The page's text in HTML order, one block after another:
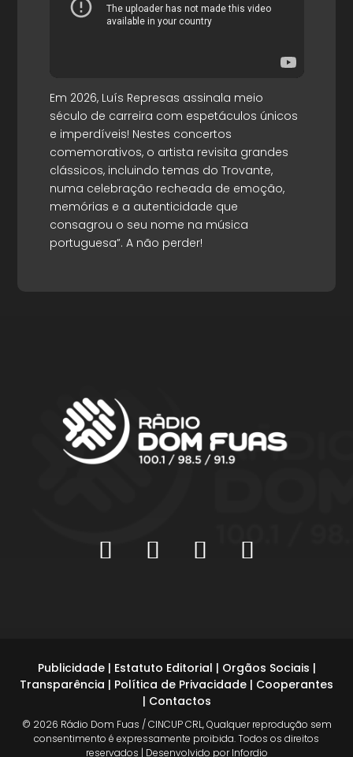
Em 2026, Luís Represas assinala meio
século de carreira com espetáculos únicos
e imperdíveis! Nestes concertos
comemorativos, o artista revisita grandes
clássicos, incluindo temas do Trovante,
numa celebração recheada de emoção,
memórias e a autenticidade que
consagrou o seu nome na música
portuguesa”. A não perder!
Publicidade| Estatuto Editorial | Orgãos Sociais |
Transparência | Política de Privacidade | Cooperantes
| Contactos
© 2026 Rádio Dom Fuas / CINCUP CRL, Qualquer reprodução sem
consentimento é expressamente proibida. Todos os direitos
reservados | Desenvolvido por Infordio